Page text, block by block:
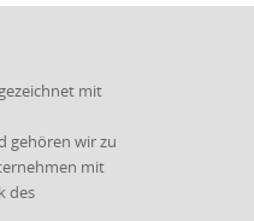
mit
gehören wir zu
mit
des